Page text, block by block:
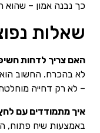
כך נבנה אמון – שהוא
שאלות
האם צריך לדחות
לא בהכרח. החשוב הוא
– לא רק דחייה
איך מתמודדים עם
באמצעות שיח פתוח,